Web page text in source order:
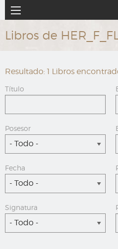
al
contenido
principal
Navegación
principal
Libros de
Resultado: 1 Libros
Título
Posesor
- Todo -
Fecha
- Todo -
Signatura
- Todo -